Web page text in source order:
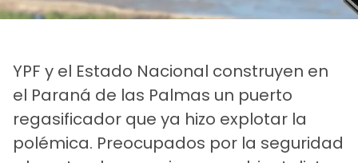
YPF y el Estado Nacional construyen en
el Paraná de las Palmas un puerto
regasificador que ya hizo explotar la
polémica. Preocupados por la seguridad